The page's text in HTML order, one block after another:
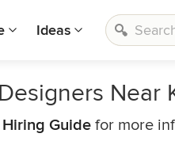
Ideas
Near
Hiring Guide for more